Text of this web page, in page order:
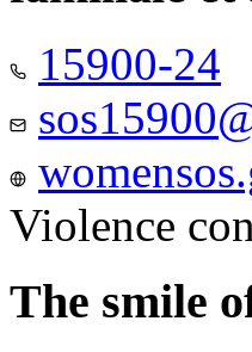
15900-24
Violence
The smile